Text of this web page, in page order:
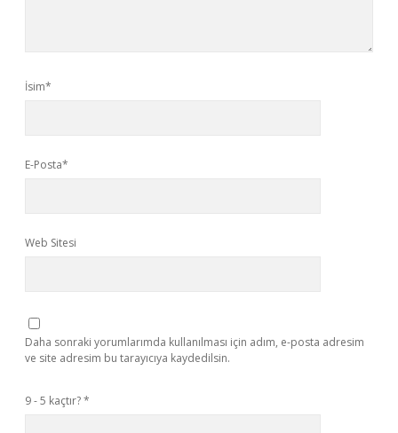
İsim*
E-Posta*
Web Sitesi
Daha sonraki yorumlarımda kullanılması için adım, e-posta adresim
ve site adresim bu tarayıcıya kaydedilsin.
9 - 5 kaçtır?*